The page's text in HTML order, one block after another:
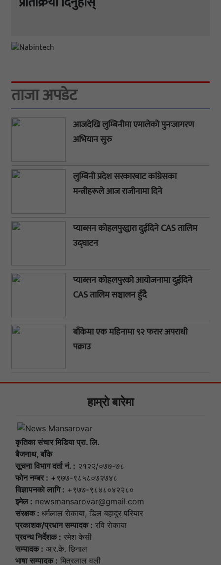
ताजा अपडेट
आजदेखि लुम्बिनीमा एमालेको पुनःजागरण
अभियान सुरु
लुम्बिनी प्रदेश सरकारबाट कांग्रेसका
मन्त्रीहरूले आज राजीनामा दिने
प्याब्सन कोहलपुरद्वारा दुईदिने CAS तालिम
उद्घाटन
प्याब्सन कोहलपुरको आयोजनामा दुईदिने
CAS तालिम सञ्चालन हुँदै
बाँकेमा एक महिनामा ९२ फरार अपराधी
पक्राउ
हाम्राे बारेमा
कृतिका संचार मिडिया प्रा. लि.
बैजनाथ, बाँके
सूचना विभाग दर्ता नं. : २१२२/०७७-७८
फोन नम्बर : +९७७-९८५८०७२७४८
विज्ञापनकाे लागि : +९७७-९८४८०४२२८०
इमेल : newsmansarovar@gmail.com
संरक्षक : धर्मलाल राेकाया, डिल बहादुर परियार
प्रकाशक/प्रधान सम्पादक : रवि राेकाया
प्रवन्ध निर्देशक : रमेश केसी
सम्पादक : आर.के. छिनाल
भाषा सम्पादक : मित्रलाल वली